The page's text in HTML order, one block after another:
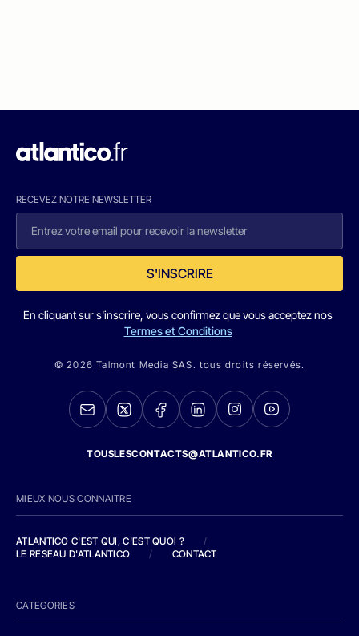
RECEVEZ NOTRE NEWSLETTER
S'INSCRIRE
En cliquant sur s'inscrire, vous confirmez que vous acceptez nos
Termes et Conditions
© 2026 Talmont Media SAS. tous droits réservés.
TOUSLESCONTACTS@ATLANTICO.FR
MIEUX NOUS CONNAITRE
ATLANTICO C'EST QUI, C'EST QUOI ?
/
LE RESEAU D'ATLANTICO
/ CONTACT
CATEGORIES